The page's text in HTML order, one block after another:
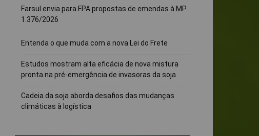
Farsul envia para FPA propostas de emendas à MP
1.376/2026
Entenda o que muda com a nova Lei do Frete
Estudos mostram alta eficácia de nova mistura
pronta na pré-emergência de invasoras da soja
Cadeia da soja aborda desafios das mudanças
climáticas à logística